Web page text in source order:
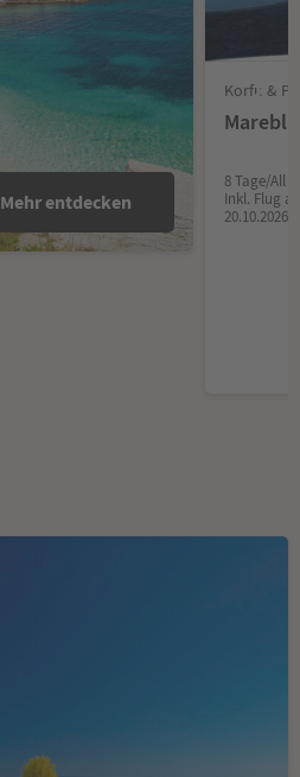
Mehr entdecken
Korfu &
8 Tage/All
Inkl. Flug
20.10.2026